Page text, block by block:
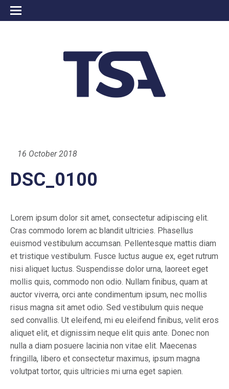
16 October 2018
DSC_0100
Lorem ipsum dolor sit amet, consectetur adipiscing elit.
Cras commodo lorem ac blandit ultricies. Phasellus
euismod vestibulum accumsan. Pellentesque mattis diam
et tristique vestibulum. Fusce luctus augue ex, eget rutrum
nisi aliquet luctus. Suspendisse dolor urna, laoreet eget
mollis quis, commodo non odio. Nullam finibus, quam at
auctor viverra, orci ante condimentum ipsum, nec mollis
risus magna sit amet odio. Sed vestibulum quis neque
sed convallis. Ut eleifend, mi eu eleifend finibus, velit eros
aliquet elit, et dignissim neque elit quis ante. Donec non
nulla a diam posuere lacinia non vitae elit. Maecenas
fringilla, libero et consectetur maximus, ipsum magna
volutpat tortor, quis ultricies mi urna eget sapien.